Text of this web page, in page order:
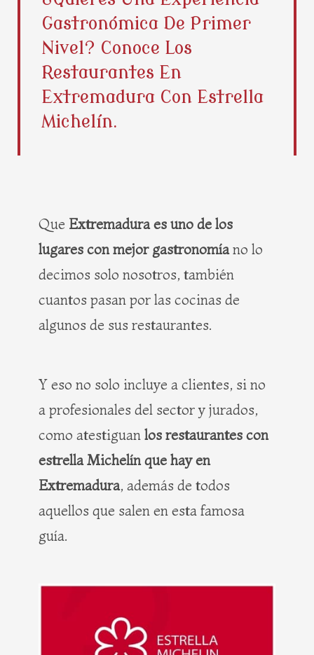
b
o
o
i
t
t
r
e
r
e
t
a
g
Gastronómica De Primer
Nivel? Conoce Los
Restaurantes En
Extremadura Con Estrella
Michelín.
Que Extremadura es uno de los
lugares con mejor gastronomíano lo
decimos solo nosotros, también
cuantos pasan por las cocinas de
algunos de sus restaurantes.
Y eso no solo incluye a clientes, si no
a profesionales del sector y jurados,
como atestiguan los restaurantes con
estrella Michelín que hay en
Extremadura, además de todos
aquellos que salen en esta famosa
guía.